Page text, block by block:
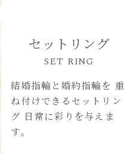
セットリング
SET RING
結婚指輪と婚約指輪を 重
ね付けできるセットリン
グ 日常に彩りを与えま
す。